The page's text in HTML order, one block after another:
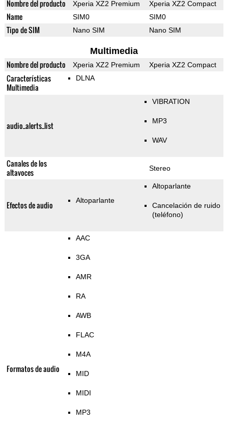
Nombre del producto Xperia XZ2 Premium Xperia XZ2 Compact
Name SIM0 SIM0
Tipo de SIM Nano SIM Nano SIM
Multimedia
Nombre del producto Xperia XZ2 Premium Xperia XZ2 Compact
Características
Multimedia
DLNA
audio_alerts_list
VIBRATION
MP3
WAV
Canales de los
altavoces
Stereo
Efectos de audio Altoparlante
Altoparlante
Cancelación de ruido
(teléfono)
Formatos de audio
AAC
3GA
AMR
RA
AWB
FLAC
M4A
MID
MIDI
MP3